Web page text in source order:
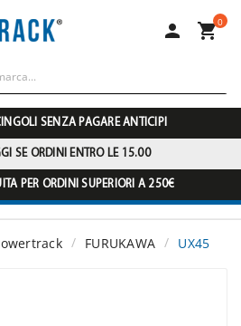
 0
SENZA PAGARE ANTICIPI
SE ORDINI ENTRO LE 15.00
PER ORDINI SUPERIORI A 250€
FURUKAWA UX45